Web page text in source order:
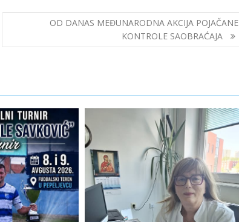
OD DANAS MEĐUNARODNA AKCIJA POJAČANE
KONTROLE SAOBRAĆAJA